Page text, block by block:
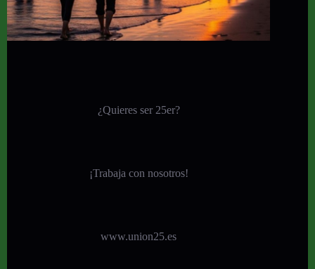
¿Quieres ser 25er?
¡Trabaja con nosotros!
www.union25.es